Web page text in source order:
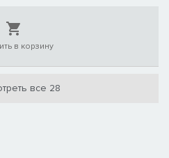
в корзину
все 28